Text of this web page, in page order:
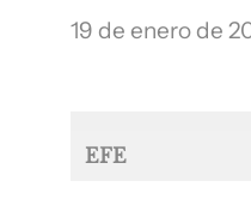
19 de enero de
EFE